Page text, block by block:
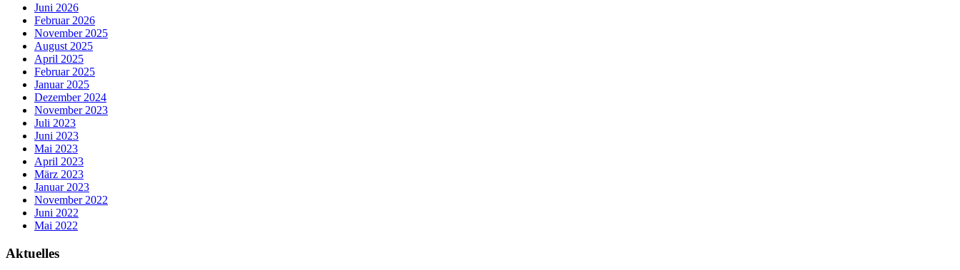
Juni 2026
Februar 2026
November 2025
August 2025
April 2025
Februar 2025
Januar 2025
Dezember 2024
November 2023
Juli 2023
Juni 2023
Mai 2023
April 2023
März 2023
Januar 2023
November 2022
Juni 2022
Mai 2022
Aktuelles